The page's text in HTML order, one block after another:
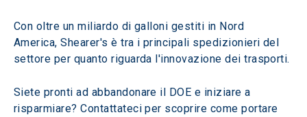
Con oltre un miliardo di galloni gestiti in Nord
America, Shearer's è tra i principali spedizionieri del
settore per quanto riguarda l'innovazione dei trasporti.
Siete pronti ad abbandonare il DOE e iniziare a
risparmiare? Contattateci per scoprire come portare